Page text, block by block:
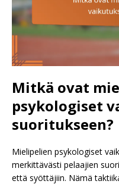
Mitkä ovat
psykologiset
suoritukseen?
Mielipelien psykologiset
merkittävästi pelaajien
että syöttäjiin. Nämä